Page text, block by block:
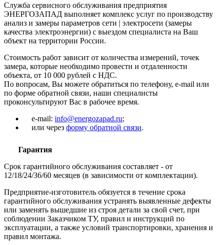
Служба сервисного обслуживания предприятия
ЭНЕРГОЗАПАД выполняет комплекс услуг по производству
анализ и замеры параметров сети | электросети (замеры
качества электроэнергии) с выездом специалиста на Ваш
объект на территории России.
Стоимость работ зависит от количества измерений, точек
замера, которые необходимо провести и отдаленности
объекта, от 10 000 рублей с НДС.
По вопросам, Вы можете обратиться по телефону, e-mail или
по форме обратной связи, наши специалисты
проконсультируют Вас в рабочее время.
e-mail: info@energozapad.ru;
или через форму обратной связи.
Гарантия
Срок гарантийного обслуживания составляет - от
12/18/24/36/60 месяцев (в зависимости от комплектации).
Предприятие-изготовитель обязуется в течение срока
гарантийного обслуживания устранять выявленные дефекты
или заменять вышедшие из строя детали за свой счет, при
соблюдении Заказчиком ТУ, правил и инструкций по
эксплуатации, а также условий транспортировки, хранения и
правил монтажа.